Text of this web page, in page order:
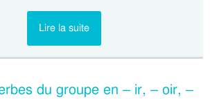
Lire la suite
du groupe en – ir, – oir, –